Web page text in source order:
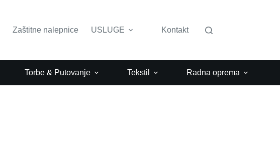
Zaštitne nalepnice USLUGE Kontakt
Torbe & Putovanje Tekstil Radna oprema